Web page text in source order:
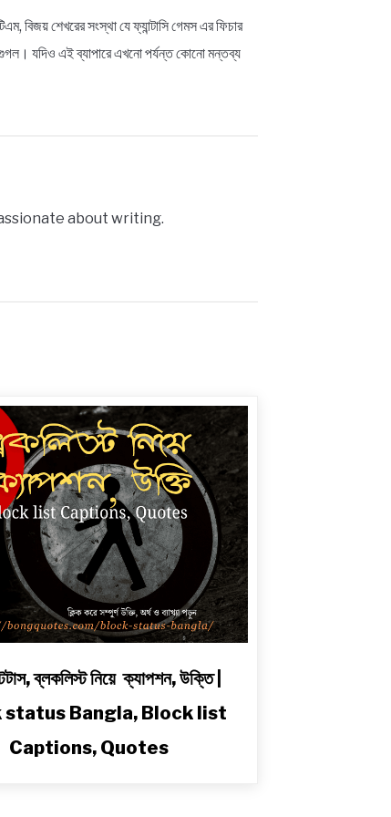
বিজয় শেখরের সংস্থা যে ফ্যান্টাসি গেমস এর ফিচার
যদিও এই ব্যাপারে এখনো পর্যন্ত কোনো মন্তব্য
about writing.
ব্লকলিস্ট নিয়ে ক্যাপশন, উক্তি |
status Bangla, Block list
Captions, Quotes